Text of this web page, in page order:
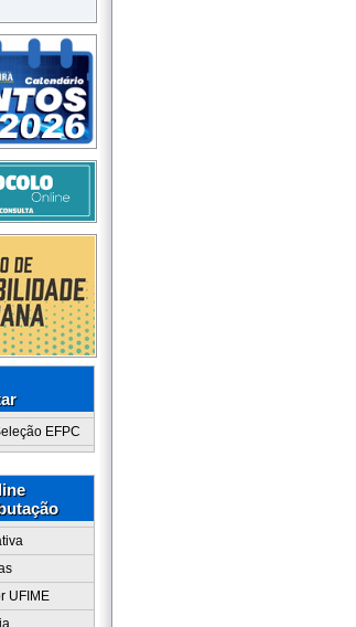
EFPC
UFIME